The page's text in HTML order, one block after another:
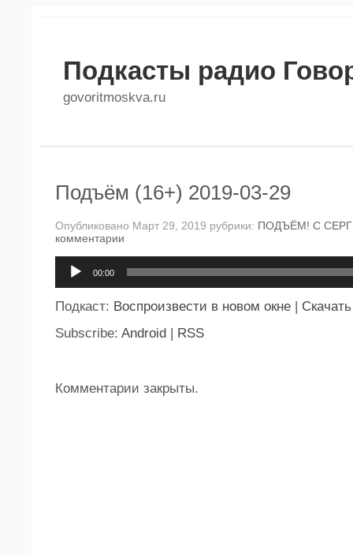
Подкасты радио
govoritmoskva.ru
Подъём (16+) 2019-03-29
Опубликовано Март 29, 2019 рубрики: ПОДЪЁМ! С
комментарии
00:00
Подкаст: Воспроизвести в новом окне | Скачать
Subscribe: Android | RSS
Комментарии закрыты.